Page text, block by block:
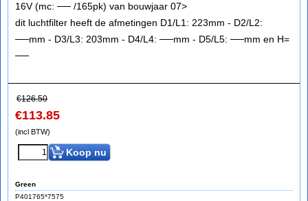
16V (mc: ── /165pk) van bouwjaar 07>
dit luchtfilter heeft de afmetingen D1/L1: 223mm - D2/L2:
──mm - D3/L3: 203mm - D4/L4: ──mm - D5/L5: ──mm en H=
──
€126.50
€113.85
(incl BTW)
Koop nu
Green
P401765*7575